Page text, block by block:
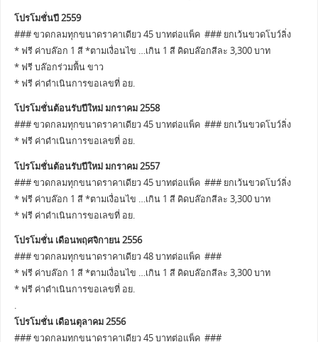
โปรโมชั่นปี 2559
### ขวดกลมทุกขนาดราคาเดียว 45 บาทต่อแพ็ค ### ยกเว้นขวดโบว์ลิ่ง
* ฟรี ค่าบล๊อก 1 สี *ตามเงื่อนไข …เกิน 1 สี คิดบล๊อกสีละ 3,300 บาท
* ฟรี บล๊อกร่วมพื้น ขาว
* ฟรี ค่าดำเนินการขอเลขที่ อย.
โปรโมชั่นต้อนรับปีใหม่ มกราคม 2558
### ขวดกลมทุกขนาดราคาเดียว 45 บาทต่อแพ็ค ### ยกเว้นขวดโบว์ลิ่ง
* ฟรี ค่าดำเนินการขอเลขที่ อย.
โปรโมชั่นต้อนรับปีใหม่ มกราคม 2557
### ขวดกลมทุกขนาดราคาเดียว 45 บาทต่อแพ็ค ### ยกเว้นขวดโบว์ลิ่ง
* ฟรี ค่าบล๊อก 1 สี *ตามเงื่อนไข …เกิน 1 สี คิดบล๊อกสีละ 3,300 บาท
* ฟรี ค่าดำเนินการขอเลขที่ อย.
โปรโมชั่น เดือนพฤศจิกายน 2556
### ขวดกลมทุกขนาดราคาเดียว 48 บาทต่อแพ็ค ###
* ฟรี ค่าบล๊อก 1 สี *ตามเงื่อนไข …เกิน 1 สี คิดบล๊อกสีละ 3,300 บาท
* ฟรี ค่าดำเนินการขอเลขที่ อย.
.
โปรโมชั่น เดือนตุลาคม 2556
### ขวดกลมทุกขนาดราคาเดียว 45 บาทต่อแพ็ค ###